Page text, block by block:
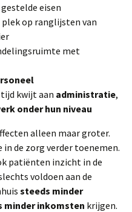
eisen
plek op ranglijsten van
met
kwijt aan administratie,
onder hun niveau
alleen maar groter.
de zorg verder toenemen.
patiënten inzicht in de
voldoen aan de
steeds minder
minder inkomsten krijgen.